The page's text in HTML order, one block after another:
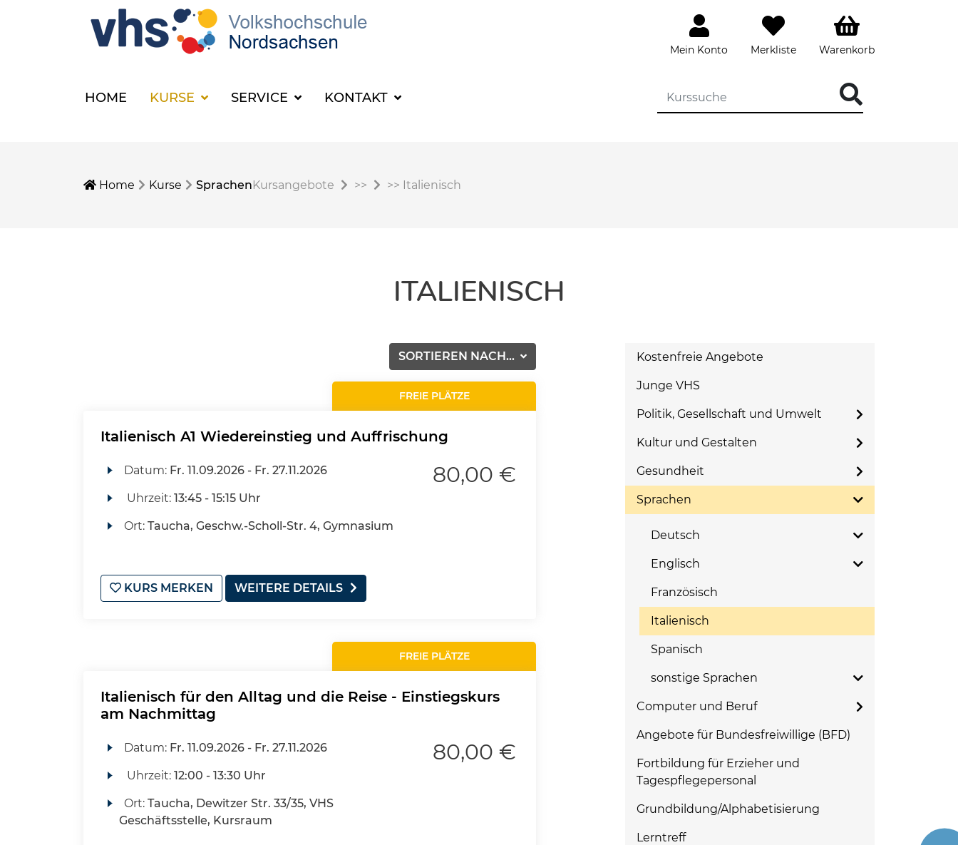
Mein Konto Merkliste Warenkorb
HOME KURSE SERVICE KONTAKT
Home Kurse SprachenKursangebote >> >> Italienisch
ITALIENISCH
SORTIEREN NACH...
FREIE PLÄTZE
Italienisch A1 Wiedereinstieg und Auffrischung
Datum: Fr. 11.09.2026 - Fr. 27.11.2026
Uhrzeit: 13:45 - 15:15 Uhr
Ort: Taucha, Geschw.-Scholl-Str. 4, Gymnasium
80,00 €
KURS MERKEN WEITERE DETAILS
FREIE PLÄTZE
Italienisch für den Alltag und die Reise - Einstiegskurs
am Nachmittag
Datum: Fr. 11.09.2026 - Fr. 27.11.2026
Uhrzeit: 12:00 - 13:30 Uhr
Ort: Taucha, Dewitzer Str. 33/35, VHS
Geschäftsstelle, Kursraum
80,00 €
Kostenfreie Angebote
Junge VHS
Politik, Gesellschaft und Umwelt
Kultur und Gestalten
Gesundheit
Sprachen
Deutsch
Englisch
Französisch
Italienisch
Spanisch
sonstige Sprachen
Computer und Beruf
Angebote für Bundesfreiwillige (BFD)
Fortbildung für Erzieher und
Tagespflegepersonal
Grundbildung/Alphabetisierung
Lerntreff